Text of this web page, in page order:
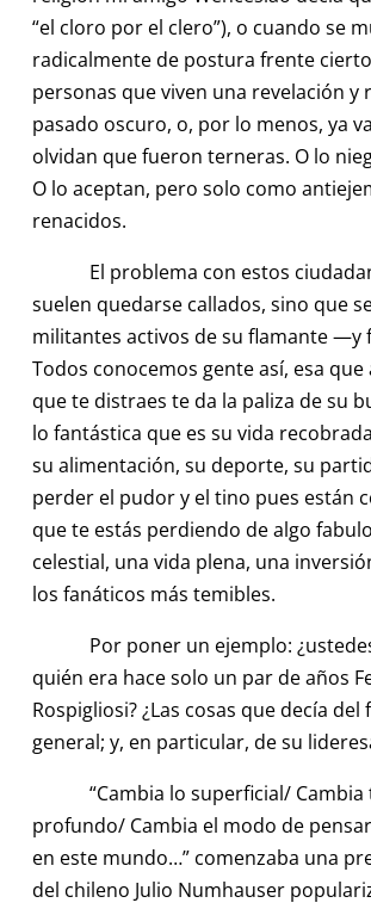
“el cloro por el clero”), o cuando se
radicalmente de postura frente
personas que viven una revelación y
pasado oscuro, o, por lo menos, ya
olvidan que fueron terneras. O lo
O lo aceptan, pero solo como
renacidos.
El problema con estos
suelen quedarse callados, sino que
militantes activos de su flamante —y
Todos conocemos gente así, esa
que te distraes te da la paliza de su
lo fantástica que es su vida
su alimentación, su deporte, su
perder el pudor y el tino pues están
que te estás perdiendo de algo
celestial, una vida plena, una
los fanáticos más temibles.
Por poner un ejemplo:
quién era hace solo un par de años
Rospigliosi? ¿Las cosas que decía
general; y, en particular, de su
“Cambia lo superficial/ Cambia
profundo/ Cambia el modo de
en este mundo…” comenzaba una
del chileno Julio Numhauser